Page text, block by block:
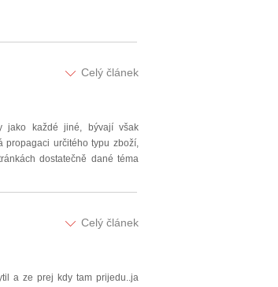
Celý článek
jako každé jiné, bývají však
propagaci určitého typu zboží,
dostatečně dané téma
Celý článek
a ze prej kdy tam prijedu..ja